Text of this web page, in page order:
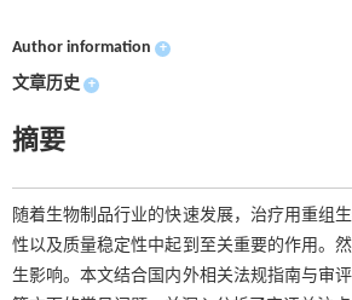
Author information +
文章历史 +
摘要
随着生物制品行业的快速发展，治疗用重组
性以及质量稳定性中起到至关重要的作用。
生影响。本文结合国内外相关法规指南与审